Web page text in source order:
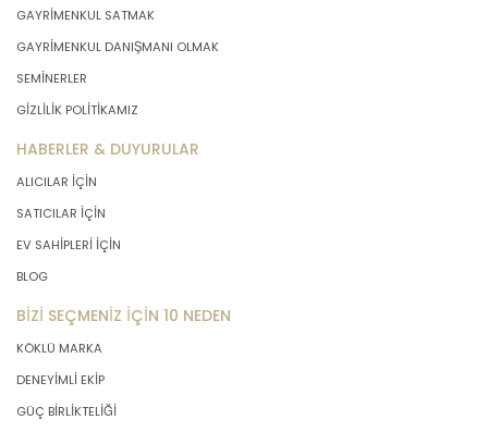
GAYRİMENKUL SATMAK
GAYRİMENKUL DANIŞMANI OLMAK
SEMİNERLER
GİZLİLİK POLİTİKAMIZ
HABERLER & DUYURULAR
ALICILAR İÇİN
SATICILAR İÇİN
EV SAHİPLERİ İÇİN
BLOG
BİZİ SEÇMENİZ İÇİN 10 NEDEN
KÖKLÜ MARKA
DENEYİMLİ EKİP
GÜÇ BİRLİKTELİĞİ